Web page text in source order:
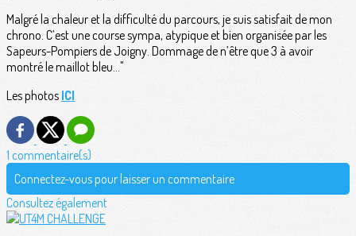
Malgré la chaleur et la difficulté du parcours, je suis satisfait de mon
chrono. C’est une course sympa, atypique et bien organisée par les
Sapeurs-Pompiers de Joigny. Dommage de n’être que 3 à avoir
montré le maillot bleu…"
Les photos ICI
1 commentaire(s)
Connectez-vous pour laisser un commentaire
Consultez également